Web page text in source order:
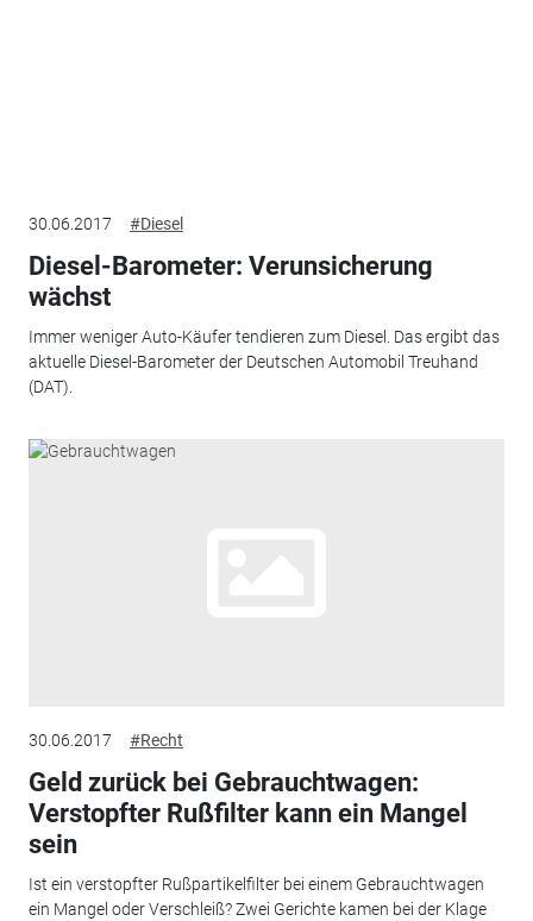
30.06.2017 #Diesel
Diesel-Barometer: Verunsicherung
wächst
Immer weniger Auto-Käufer tendieren zum Diesel. Das ergibt das
aktuelle Diesel-Barometer der Deutschen Automobil Treuhand
(DAT).
30.06.2017 #Recht
Geld zurück bei Gebrauchtwagen:
Verstopfter Rußfilter kann ein Mangel
sein
Ist ein verstopfter Rußpartikelfilter bei einem Gebrauchtwagen
ein Mangel oder Verschleiß? Zwei Gerichte kamen bei der Klage